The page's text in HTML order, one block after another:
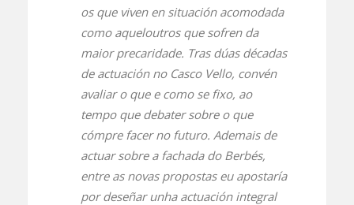
os que viven en situación acomodada
como aqueloutros que sofren da
maior precaridade. Tras dúas décadas
de actuación no Casco Vello, convén
avaliar o que e como se fixo, ao
tempo que debater sobre o que
cómpre facer no futuro. Ademais de
actuar sobre a fachada do Berbés,
entre as novas propostas eu apostaría
por deseñar unha actuación integral